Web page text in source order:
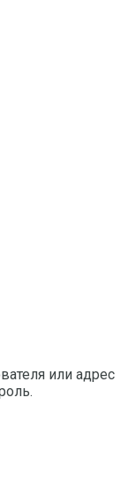
или адрес